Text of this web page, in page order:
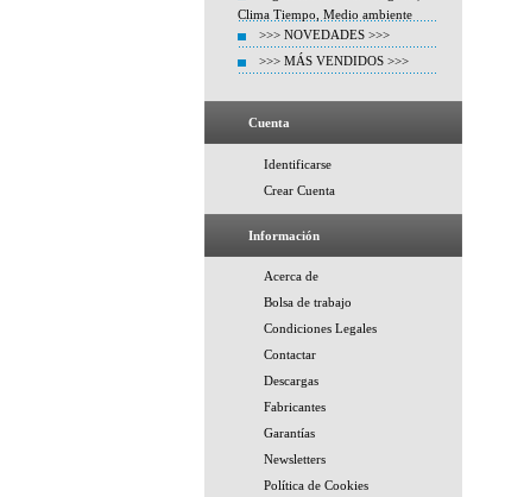
Clima Tiempo, Medio ambiente
>>> NOVEDADES >>>
>>> MÁS VENDIDOS >>>
Cuenta
Identificarse
Crear Cuenta
Información
Acerca de
Bolsa de trabajo
Condiciones Legales
Contactar
Descargas
Fabricantes
Garantías
Newsletters
Política de Cookies